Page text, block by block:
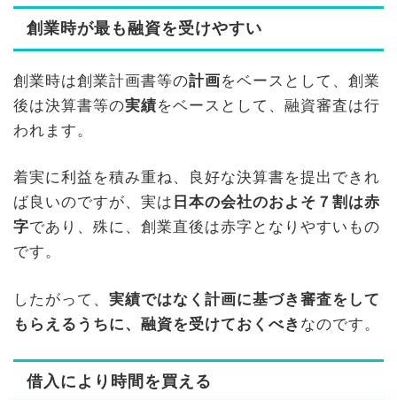
創業時が最も融資を受けやすい
創業時は創業計画書等の計画をベースとして、創業
後は決算書等の実績をベースとして、融資審査は行
われます。
着実に利益を積み重ね、良好な決算書を提出できれ
ば良いのですが、実は 日本の会社のおよそ７割は赤
字であり、殊に、創業直後は赤字となりやすいもの
です。
したがって、 実績ではなく計画に基づき審査をして
もらえるうちに、融資を受けておくべき なのです。
借入により時間を買える